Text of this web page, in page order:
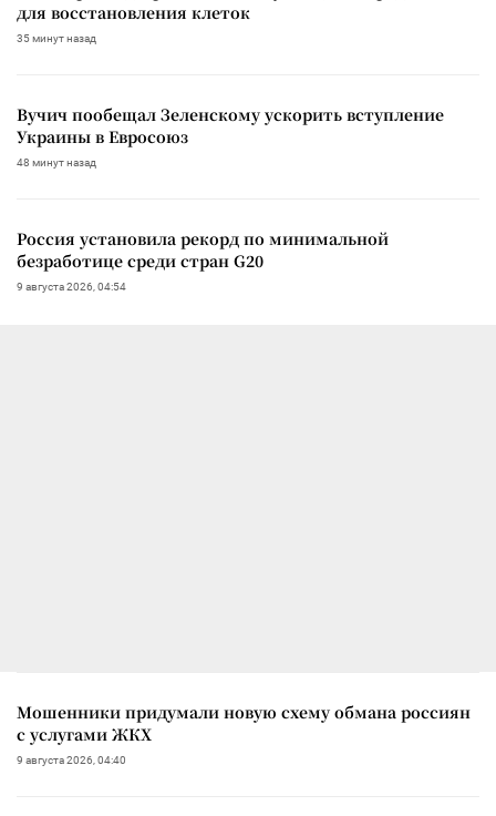
для восстановления клеток
35 минут назад
Вучич пообещал Зеленскому ускорить вступление
Украины в Евросоюз
48 минут назад
Россия установила рекорд по минимальной
безработице среди стран G20
9 августа 2026, 04:54
Мошенники придумали новую схему обмана россиян
с услугами ЖКХ
9 августа 2026, 04:40